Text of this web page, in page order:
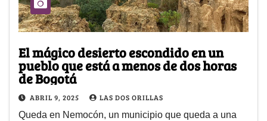
El mágico desierto escondido en un
pueblo que está a menos de dos horas
de Bogotá
ABRIL 9, 2025 LAS DOS ORILLAS
Queda en Nemocón, un municipio que queda a una